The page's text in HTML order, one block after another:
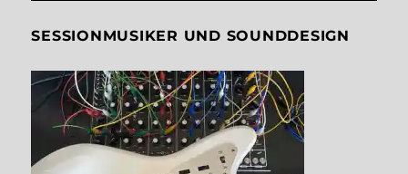
SESSIONMUSIKER UND SOUNDDESIGN